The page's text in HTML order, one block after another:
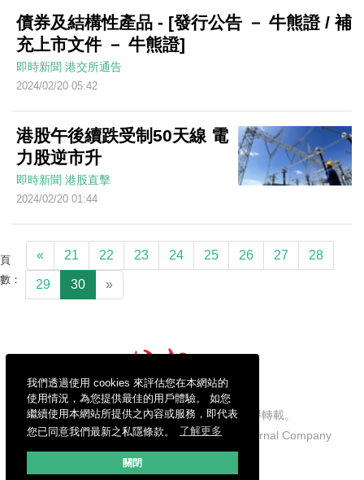
我們透過使用 cookies 來評估您在本網站的
使用情況，為您提供最佳的用戶體驗。 如您
繼續使用本網站所提供之內容或服務，即代表
您已同意我們最新之私隱條款。
了解更多
關閉
債券及結構性產品 - [發行公告 － 牛熊證 / 補
充上市文件 － 牛熊證]
即時新聞 港交所通告
2024/02/20 05:42
港股午後續跌受制50天線 電
力股逆市升
即時新聞 港股直擊
2024/02/20 01:44
頁
數：
« 21 22 23 24 25 26 27 28
29 30 »
信報財經新聞有限公司版權所有，不得轉載。
Copyright © 2026 Hong Kong Economic Journal Company
Limited. All rights reserved.